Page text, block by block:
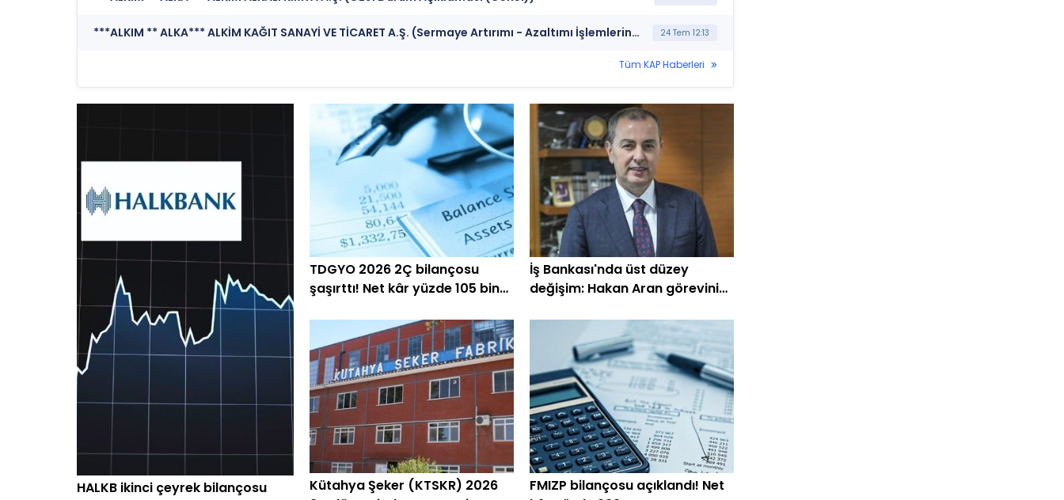
***ALKIM ** ALKA*** ALKİM KAĞIT SANAYİ VE TİCARET A.Ş. (Sermaye Artırımı - Azaltımı İşlemlerine İlişkin Bildirim) 24 Tem 12:13
Tüm KAP Haberleri
HALKB ikinci çeyrek bilançosu
TDGYO 2026 2Ç bilançosu
şaşırttı! Net kâr yüzde 105 bin
İş Bankası'nda üst düzey
değişim: Hakan Aran görevini
Kütahya Şeker (KTSKR) 2026
FMIZP bilançosu açıklandı! Net